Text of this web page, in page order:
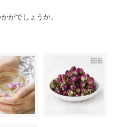
がでしょうか。